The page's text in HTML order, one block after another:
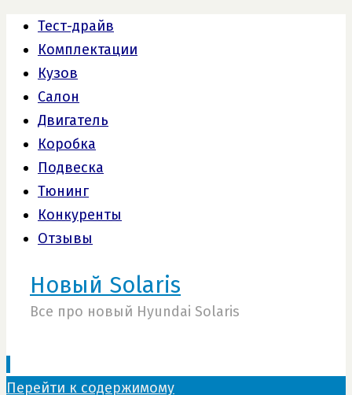
Тест-драйв
Комплектации
Кузов
Салон
Двигатель
Коробка
Подвеска
Тюнинг
Конкуренты
Отзывы
Новый Solaris
Все про новый Hyundai Solaris
Перейти к содержимому